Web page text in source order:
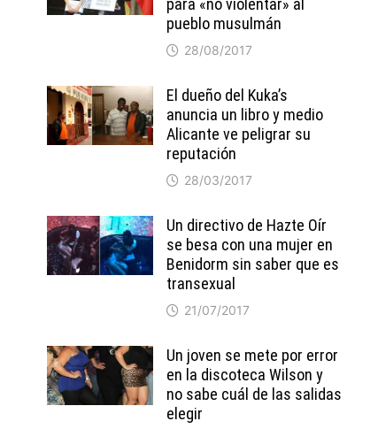
para «no violentar» al
pueblo musulmán
28/08/2017
El dueño del Kuka’s
anuncia un libro y medio
Alicante ve peligrar su
reputación
28/03/2017
Un directivo de Hazte Oír
se besa con una mujer en
Benidorm sin saber que es
transexual
21/07/2017
Un joven se mete por error
en la discoteca Wilson y
no sabe cuál de las salidas
elegir